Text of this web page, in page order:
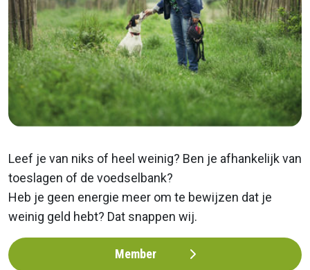
Leef je van niks of heel weinig? Ben je afhankelijk van
toeslagen of de voedselbank?
Heb je geen energie meer om te bewijzen dat je
weinig geld hebt? Dat snappen wij.
Member